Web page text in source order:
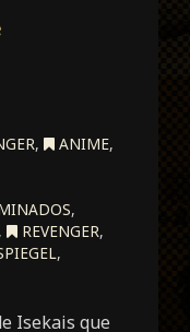
, ANIME,
,
, REVENGER,
,
Isekais que